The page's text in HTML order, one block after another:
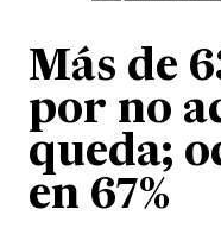
Más de
por no
queda;
en 67%